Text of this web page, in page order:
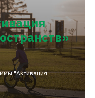
"Активация